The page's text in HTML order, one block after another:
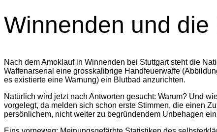
Winnenden und die
Nach dem Amoklauf in Winnenden bei Stuttgart steht die
Waffenarsenal eine grosskalibrige Handfeuerwaffe
es existierte eine Warnung) ein Blutbad anzurichten.
Natürlich wird jetzt nach Antworten gesucht: Warum? Und
vorgelegt, da melden sich schon erste Stimmen, die einen
persönlichem, nicht weiter zu begründendem Unbehagen